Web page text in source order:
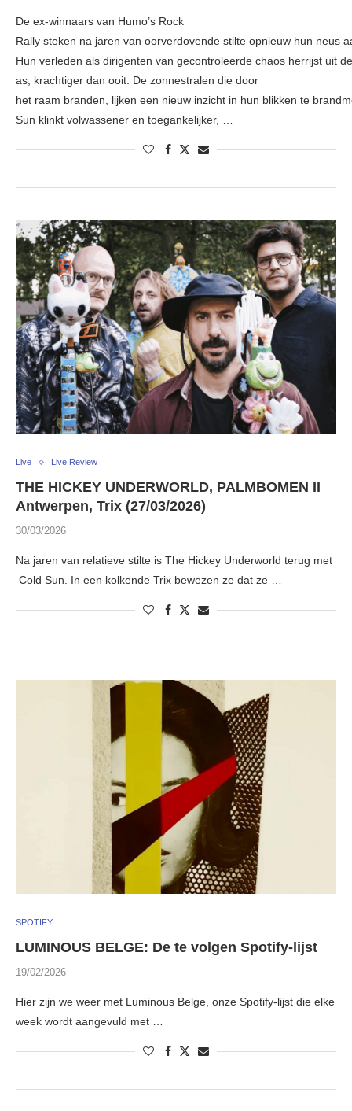
De ex-winnaars van Humo’s Rock
Rally steken na jaren van oorverdovende stilte opnieuw hun neus
Hun verleden als dirigenten van gecontroleerde chaos herrijst uit de
as, krachtiger dan ooit. De zonnestralen die door
het raam branden, lijken een nieuw inzicht in hun blikken te
Sun klinkt volwassener en toegankelijker, …
Live Live Review
THE HICKEY UNDERWORLD, PALMBOMEN II
Antwerpen, Trix (27/03/2026)
30/03/2026
Na jaren van relatieve stilte is The Hickey Underworld terug met
Cold Sun. In een kolkende Trix bewezen ze dat ze …
SPOTIFY
LUMINOUS BELGE: De te volgen Spotify-lijst
19/02/2026
Hier zijn we weer met Luminous Belge, onze Spotify-lijst die elke
week wordt aangevuld met …